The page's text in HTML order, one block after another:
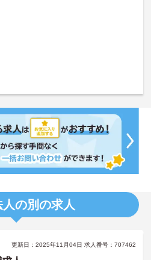
人の別の求人
更新日：2025年11月04日 求人番号：707462